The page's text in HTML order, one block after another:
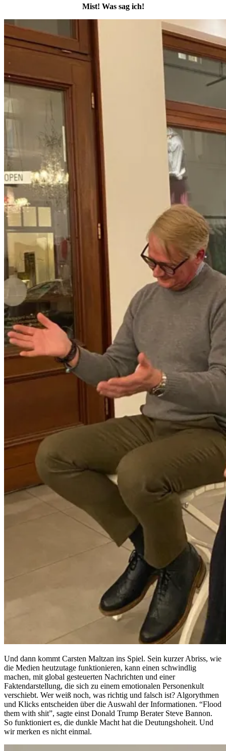
Mist! Was sag ich!
Und dann kommt Carsten Maltzan ins Spiel. Sein kurzer Abriss, wie
die Medien heutzutage funktionieren, kann einen schwindlig
machen, mit global gesteuerten Nachrichten und einer
Faktendarstellung, die sich zu einem emotionalen Personenkult
verschiebt. Wer weiß noch, was richtig und falsch ist? Algorythmen
und Klicks entscheiden über die Auswahl der Informationen. “Flood
them with shit”, sagte einst Donald Trump Berater Steve Bannon.
So funktioniert es, die dunkle Macht hat die Deutungshoheit. Und
wir merken es nicht einmal.